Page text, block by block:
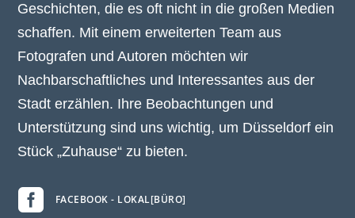
Geschichten, die es oft nicht in die großen Medien
schaffen. Mit einem erweiterten Team aus
Fotografen und Autoren möchten wir
Nachbarschaftliches und Interessantes aus der
Stadt erzählen. Ihre Beobachtungen und
Unterstützung sind uns wichtig, um Düsseldorf ein
Stück „Zuhause“ zu bieten.
 FACEBOOK - LOKAL[BÜRO]